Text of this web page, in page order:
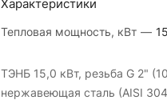
Характеристики
Тепловая мощность, кВт — 15
ТЭНБ 15,0 кВт, резьба G 2"
нержавеющая сталь (AISI